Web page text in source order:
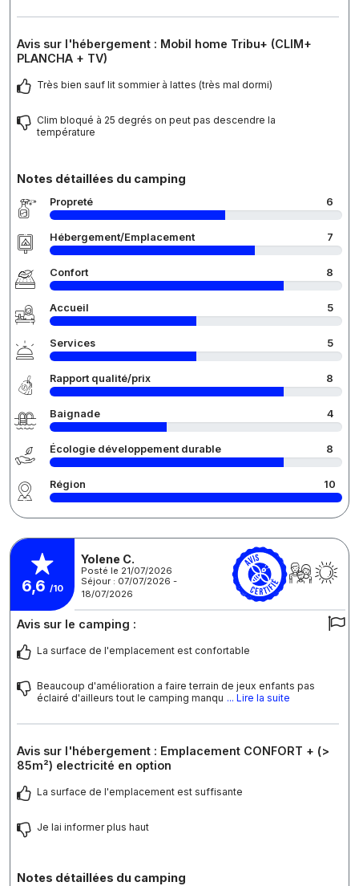
Avis sur l'hébergement : Mobil home Tribu+ (CLIM+
PLANCHA + TV)
Très bien sauf lit sommier à lattes (très mal dormi)
Clim bloqué à 25 degrés on peut pas descendre la
température
Notes détaillées du camping
Propreté 6
Hébergement/Emplacement 7
Confort 8
Accueil 5
Services 5
Rapport qualité/prix 8
Baignade 4
Écologie développement durable 8
Région 10
6,6 /10
Yolene C.
Posté le 21/07/2026
Séjour : 07/07/2026 -
18/07/2026
Avis sur le camping :
La surface de l'emplacement est confortable
Beaucoup d'amélioration a faire terrain de jeux enfants pas
éclairé d'ailleurs tout le camping manqu ... Lire la suite
Avis sur l'hébergement : Emplacement CONFORT + (>
85m²) electricité en option
La surface de l'emplacement est suffisante
Je lai informer plus haut
Notes détaillées du camping